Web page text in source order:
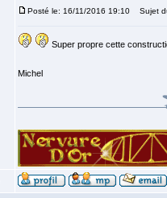
Posté le: 16/11/2016 19:10 Sujet
Super propre cette
Michel